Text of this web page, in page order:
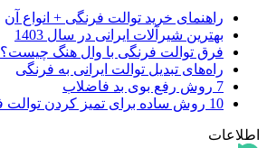
راهنمای خرید توالت فرنگی + انواع آن
بهترین شیرآلات ایرانی در سال 1403
فرق توالت فرنگی با وال هنگ چیست؟
راه‌های تبدیل توالت ایرانی به فرنگی
7 روش رفع بوی بد فاضلاب
10 روش ساده برای تمیز کردن توالت فرنگی
اطلاعات